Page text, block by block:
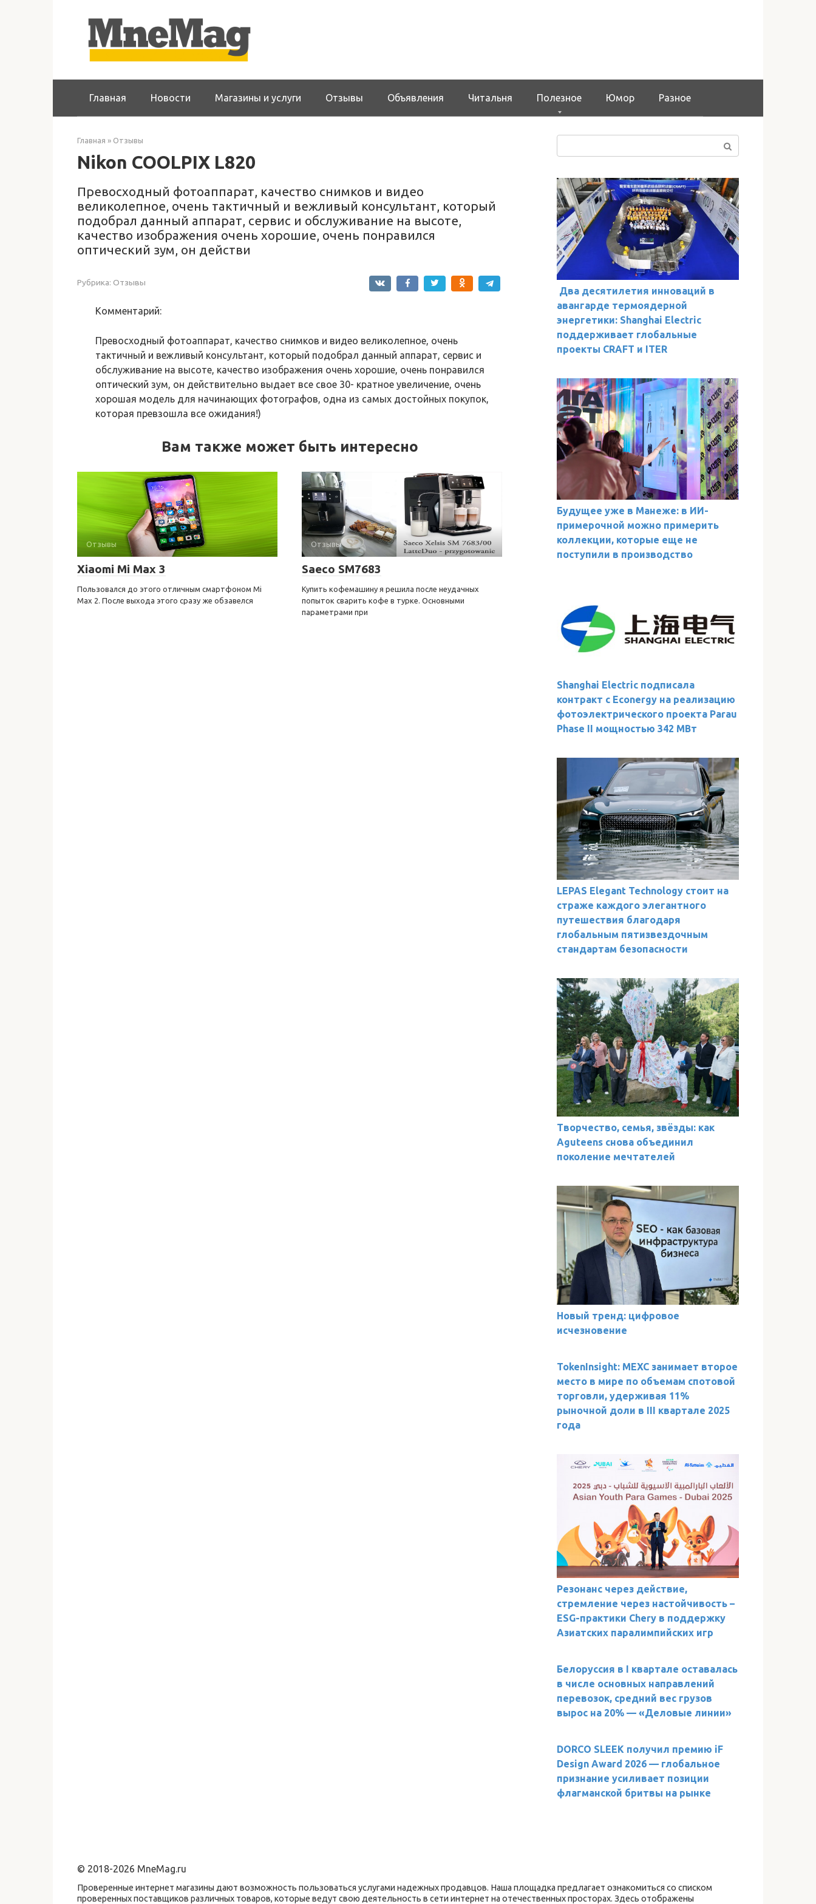
Главная Новости Магазины и услуги Отзывы Объявления Читальня Полезное Юмор Разное
Главная » Отзывы
Nikon COOLPIX L820
Превосходный фотоаппарат, качество снимков и видео
великолепное, очень тактичный и вежливый консультант, который
подобрал данный аппарат, сервис и обслуживание на высоте,
качество изображения очень хорошие, очень понравился
оптический зум, он действи
Рубрика: Отзывы
Комментарий:
Превосходный фотоаппарат, качество снимков и видео великолепное, очень
тактичный и вежливый консультант, который подобрал данный аппарат, сервис и
обслуживание на высоте, качество изображения очень хорошие, очень понравился
оптический зум, он действительно выдает все свое 30- кратное увеличение, очень
хорошая модель для начинающих фотографов, одна из самых достойных покупок,
которая превзошла все ожидания!)
Вам также может быть интересно
Отзывы
Xiaomi Mi Max 3
Пользовался до этого отличным смартфоном Mi
Max 2. После выхода этого сразу же обзавелся
Отзывы
Saeco SM7683
Купить кофемашину я решила после неудачных
попыток сварить кофе в турке. Основными
параметрами при
Два десятилетия инноваций в
авангарде термоядерной
энергетики: Shanghai Electric
поддерживает глобальные
проекты CRAFT и ITER
Будущее уже в Манеже: в ИИ-
примерочной можно примерить
коллекции, которые еще не
поступили в производство
Shanghai Electric подписала
контракт с Econergy на реализацию
фотоэлектрического проекта Parau
Phase II мощностью 342 МВт
LEPAS Elegant Technology стоит на
страже каждого элегантного
путешествия благодаря
глобальным пятизвездочным
стандартам безопасности
Творчество, семья, звёзды: как
Aguteens снова объединил
поколение мечтателей
Новый тренд: цифровое
исчезновение
TokenInsight: MEXC занимает второе
место в мире по объемам спотовой
торговли, удерживая 11%
рыночной доли в III квартале 2025
года
Резонанс через действие,
стремление через настойчивость –
ESG-практики Chery в поддержку
Азиатских паралимпийских игр
Белоруссия в I квартале оставалась
в числе основных направлений
перевозок, средний вес грузов
вырос на 20% — «Деловые линии»
DORCO SLEEK получил премию iF
Design Award 2026 — глобальное
признание усиливает позиции
флагманской бритвы на рынке
© 2018-2026 MneMag.ru
Проверенные интернет магазины дают возможность пользоваться услугами надежных продавцов. Наша площадка предлагает ознакомиться со списком
проверенных поставщиков различных товаров, которые ведут свою деятельность в сети интернет на отечественных просторах. Здесь отображены